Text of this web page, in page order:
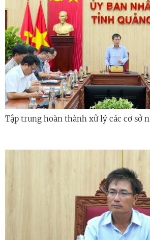
Tập trung hoàn thành xử lý các cơ sở